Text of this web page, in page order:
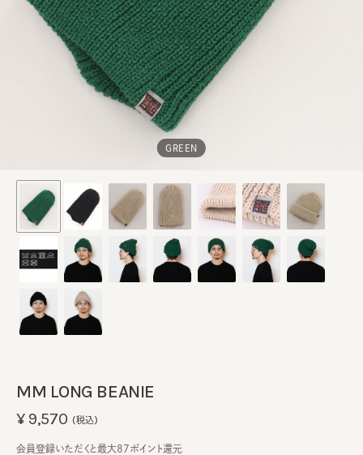
GREEN
MM LONG BEANIE
¥9,570 (税込)
会員登録いただくと最大87ポイント還元